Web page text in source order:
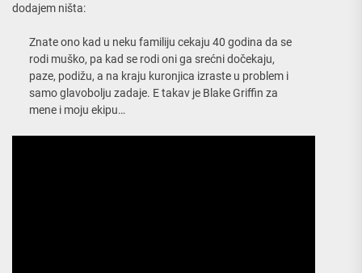
dodajem ništa:
Znate ono kad u neku familiju cekaju 40 godina da se
rodi muško, pa kad se rodi oni ga srećni dočekaju,
paze, podižu, a na kraju kuronjica izraste u problem i
samo glavobolju zadaje. E takav je Blake Griffin za
mene i moju ekipu…